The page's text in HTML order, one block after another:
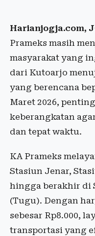
Harianjogja.com,
Prameks masih
masyarakat yang
dari Kutoarjo
yang berencana
Maret 2026,
keberangkatan
dan tepat waktu.
KA Prameks
Stasiun Jenar,
hingga berakhir di
(Tugu). Dengan
sebesar Rp8.000,
transportasi yang